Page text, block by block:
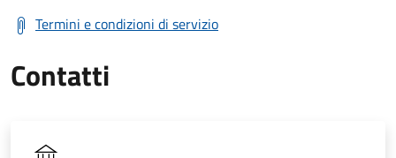
Termini e condizioni di servizio
Contatti